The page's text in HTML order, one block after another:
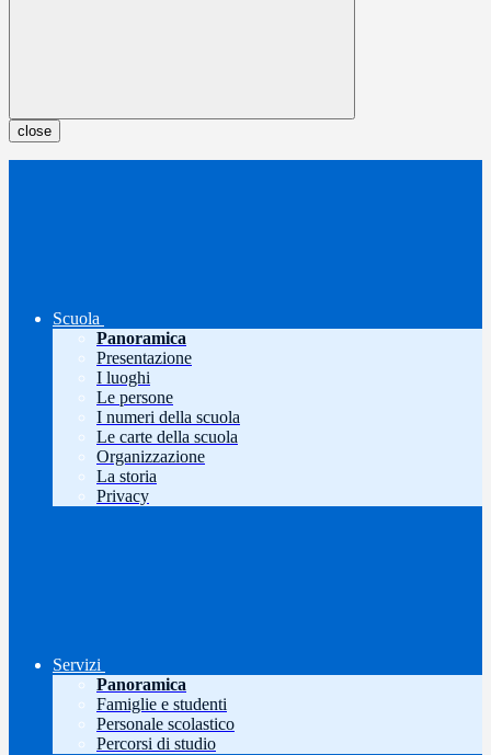
close
Scuola
Panoramica
Presentazione
I luoghi
Le persone
I numeri della scuola
Le carte della scuola
Organizzazione
La storia
Privacy
Servizi
Panoramica
Famiglie e studenti
Personale scolastico
Percorsi di studio